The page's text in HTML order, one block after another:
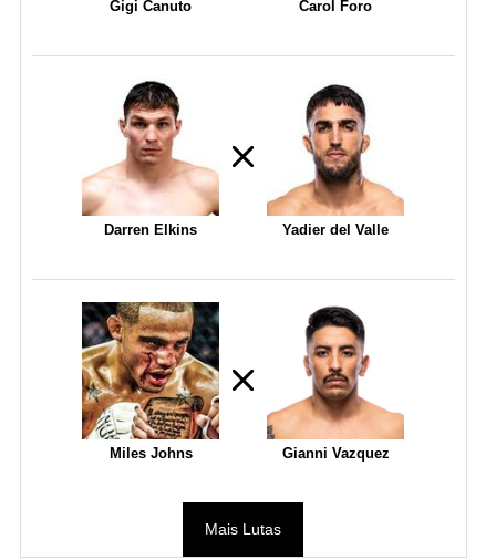
Gigi Canuto Carol Foro
Darren Elkins Yadier del Valle
Miles Johns Gianni Vazquez
Mais Lutas